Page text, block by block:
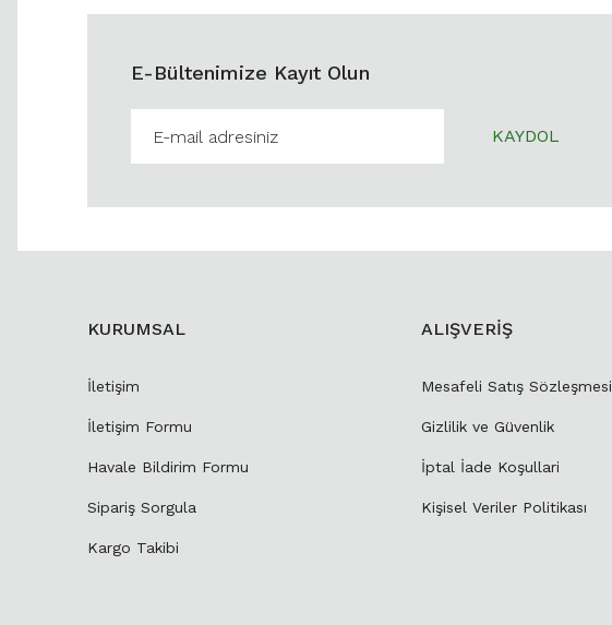
E-Bültenimize Kayıt Olun
KAYDOL
KURUMSAL
İletişim
İletişim Formu
Havale Bildirim Formu
Sipariş Sorgula
Kargo Takibi
ALIŞVERİŞ
Mesafeli Satış Sözleşmesi
Gizlilik ve Güvenlik
İptal İade Koşullari
Kişisel Veriler Politikası